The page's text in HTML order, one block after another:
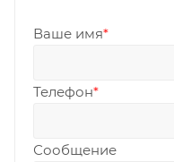
Ваше имя*
Телефон*
Сообщение